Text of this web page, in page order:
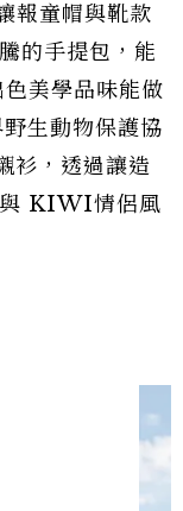
報童帽與靴款
的手提包，能
美學品味能做
生動物保護協
衫，透過讓造
與 KIWI情侶風